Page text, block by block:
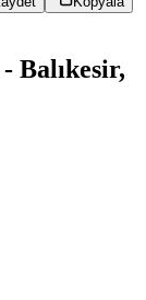
Balıkesir,